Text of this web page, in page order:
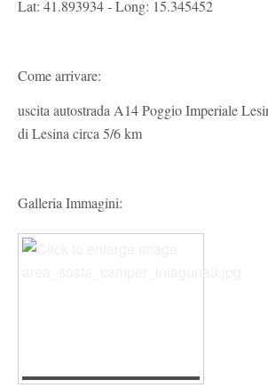
Lat: 41.893934 - Long: 15.345452
Come arrivare:
uscita autostrada A14 Poggio Imperiale
di Lesina circa 5/6 km
Galleria Immagini: